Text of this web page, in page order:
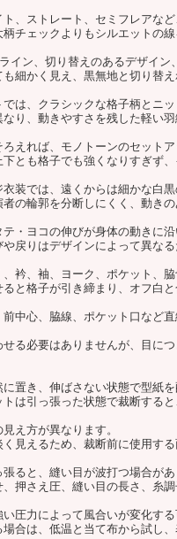
、ストレート、セミフレアな
チェックよりもシルエットの線
イン、切り替えのあるデザイン
細かく見え、黒無地と切り替
は、クラシックな格子柄とニ
り、動きやすさを残した軽い
えれば、モノトーンのセットア
とも格子でも強くなりすぎず
装では、遠くからは細かな白
の輪郭を分断しにくく、動き
・ヨコの伸びが身体の動きに沿
戻りはデザインによって異な
衿、袖、ヨーク、ポケット、
と格子が引き締まり、オフ白
中心、脇線、ポケット口など
る必要はありませんが、目に
置き、伸ばさない状態で型紙を
は引っ張った状態で裁断する
え方が異なります。
見えるため、裁断前に使用す
ると、縫い目が波打つ場合があ
、押さえ圧、縫い目の長さ、糸
圧力によって風合いが変化する
合は、低温と当て布から試し